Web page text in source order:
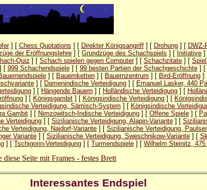
] [ Chess Quotations ] [ Direkter Königsangriff] [ Drohung] [ DWZ-
der Eröffnungslehre ] [ Grundzüge des Schachspiels ] [ Initiative ]
Quiz ] [ Schach spielen gegen Computer] [ Schachzitate ] [
[ 999 Schachendspiele] [ 99 besten Partien der Schachgeschichte] [
] [ Bauernketten ] [ Bauernzentrum ] [ Bird-Eröffnung ]
] [ Damenindische Verteidigung] [ Emanuel Lasker, 440
] [ Hängende Bauern ] [ Holländische Verteidigung ] [
] [ Königsgambit ] [ Königsindische Verteidigung ] [
Verteidigung, Sämisch-System ] [ Königsindische
Gambit] [ Nimzowitsch-Indische Verteidigung] [ Offene Spiele] [
Verteidigung] [ Sizilianische Verteidigung, Alapin-Variante] [
Verteidigung, Najdorf-Variante ] [ Sizilianische Verteidigung,
Variante] [ Sizilianische Verteidigung, Sweschnikow-Variante] [
] [ Tschigorin-Verteidigung ] [ Turmendspiele ] [ Wilhelm Steinitz, 475
Seite mit Frames - festes Brett
Interessantes Endspiel